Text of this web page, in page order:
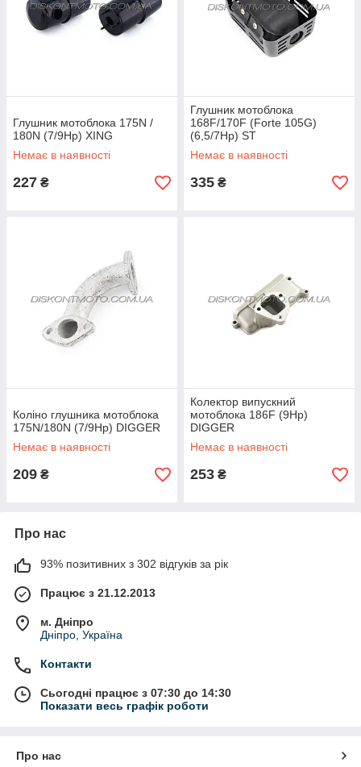
Глушник мотоблока 175N /
180N (7/9Hp) XING
Немає в наявності
227 ₴
Глушник мотоблока
168F/170F (Forte 105G)
(6,5/7Hp) ST
Немає в наявності
335 ₴
Коліно глушника мотоблока
175N/180N (7/9Hp) DIGGER
Немає в наявності
209 ₴
Колектор випускний
мотоблока 186F (9Hp)
DIGGER
Немає в наявності
253 ₴
Про нас
93% позитивних з 302 відгуків за рік
Працює з 21.12.2013
м. Дніпро
Дніпро, Україна
Контакти
Сьогодні працює з 07:30 до 14:30
Показати весь графік роботи
Про нас